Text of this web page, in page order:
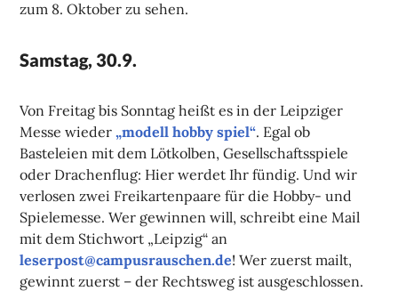
zum 8. Oktober zu sehen.
Samstag, 30.9.
Von Freitag bis Sonntag heißt es in der Leipziger
Messe wieder„modell hobby spiel“. Egal ob
Basteleien mit dem Lötkolben, Gesellschaftsspiele
oder Drachenflug: Hier werdet Ihr fündig. Und wir
verlosen zwei Freikartenpaare für die Hobby- und
Spielemesse. Wer gewinnen will, schreibt eine Mail
mit dem Stichwort „Leipzig“ an
leserpost@campusrauschen.de! Wer zuerst mailt,
gewinnt zuerst – der Rechtsweg ist ausgeschlossen.